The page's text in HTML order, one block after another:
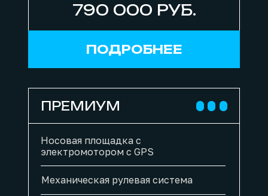
ПОДРОБНЕЕ
790 000 РУБ.
ПРЕМИУМ
Носовая площадка с
электромотором с GPS
Механическая рулевая система